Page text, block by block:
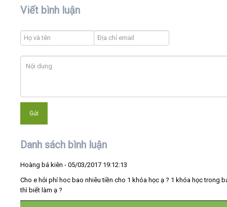
Viết bình luận
Danh sách bình luận
Hoàng bá kiên - 05/03/2017 19:12:13
Cho e hỏi phí hoc bao nhiêu tiền cho 1 khóa học ạ ? 1 khóa học trong
thì biết làm ạ ?